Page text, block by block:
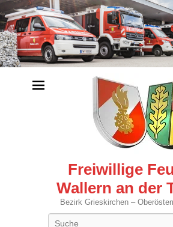
Freiwillige
Wallern an der
Bezirk Grieskirchen –